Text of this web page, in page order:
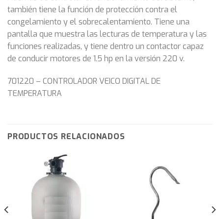
también tiene la función de protección contra el
congelamiento y el sobrecalentamiento. Tiene una
pantalla que muestra las lecturas de temperatura y las
funciones realizadas, y tiene dentro un contactor capaz
de conducir motores de 1.5 hp en la versión 220 v.
701220 – CONTROLADOR VEICO DIGITAL DE
TEMPERATURA
PRODUCTOS RELACIONADOS